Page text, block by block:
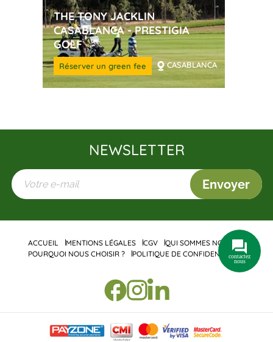
THE TONY JACKLIN
CASABLANCA - PRESTIGIA
GOLF
CASABLANCA
Réserver un green fee
contactez
nous
NEWSLETTER
Envoyer
ACCUEIL MENTIONS LÉGALES CGV
QUI SOMMES NOUS ?
POURQUOI NOUS CHOISIR ?
POLITIQUE DE CONFIDENTIALITÉ